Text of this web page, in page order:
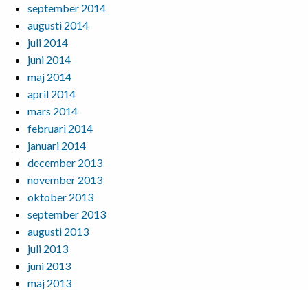
september 2014
augusti 2014
juli 2014
juni 2014
maj 2014
april 2014
mars 2014
februari 2014
januari 2014
december 2013
november 2013
oktober 2013
september 2013
augusti 2013
juli 2013
juni 2013
maj 2013